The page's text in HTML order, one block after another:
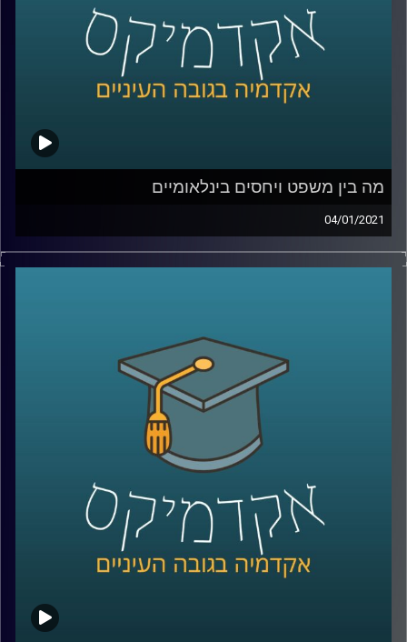
קרדיט תמונות:
AudioVersity
מה בין משפט ויחסים בינלאומיים
04/01/2021
פרופ' אסיף אפרת מביה"ס לאודר לממשל חוקר
איך הוא מחבר בין שני התחומים? מוזמנים
להצטרף לשעה עם פרופ' אפרת, ולשמוע איך
המחקר שלו על סחר בבני אדם והסגרת
עבריינים עושים בדיוק את זה
קרדיט תמונות: AudioVersity